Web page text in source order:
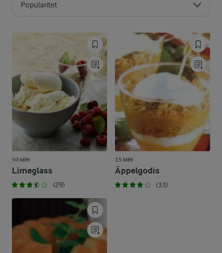
Popularitet
50 MIN
Limeglass
(29)
15 MIN
Äppelgodis
(33)